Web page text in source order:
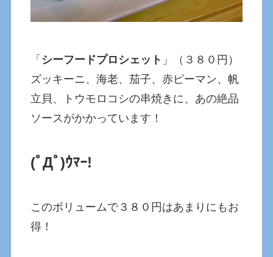
「 シーフードプロシェット 」（３８０円）
ズッキーニ、海老、茄子、赤ピーマン、帆
立貝、トウモロコシの串焼きに、あの絶品
ソースがかかっています！
(ﾟДﾟ)ｳﾏｰ!
このボリュームで３８０円はあまりにもお
得！